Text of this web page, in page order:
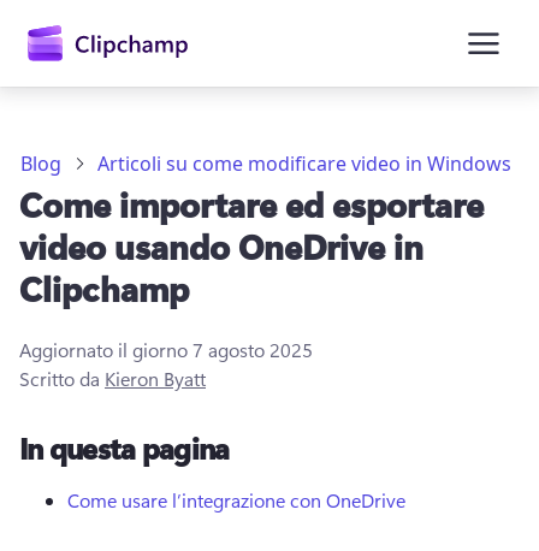
principale
Accedi
Blog Articoli su come modificare video in Windows
Come importare ed esportare
video usando OneDrive in
Clipchamp
Aggiornato il giorno7 agosto 2025
Scritto da Kieron Byatt
In questa pagina
Come usare l’integrazione con OneDrive